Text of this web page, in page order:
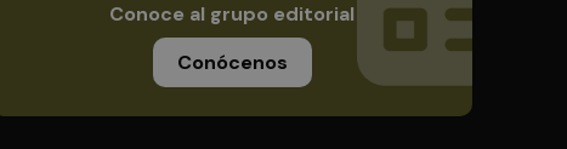
Conoce al grupo editorial
Conócenos